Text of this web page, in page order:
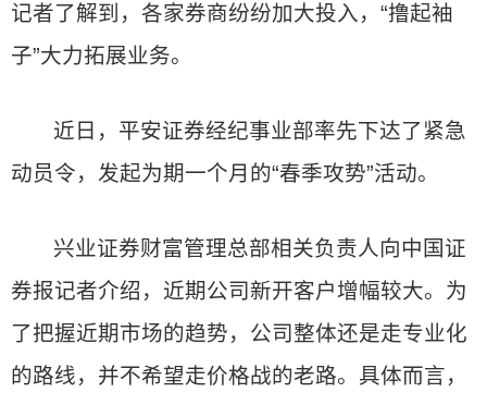
记者了解到，各家券商纷纷加大投入，“撸起袖
子”大力拓展业务。
近日，平安证券经纪事业部率先下达了紧急
动员令，发起为期一个月的“春季攻势”活动。
兴业证券财富管理总部相关负责人向中国证
券报记者介绍，近期公司新开客户增幅较大。为
了把握近期市场的趋势，公司整体还是走专业化
的路线，并不希望走价格战的老路。具体而言，